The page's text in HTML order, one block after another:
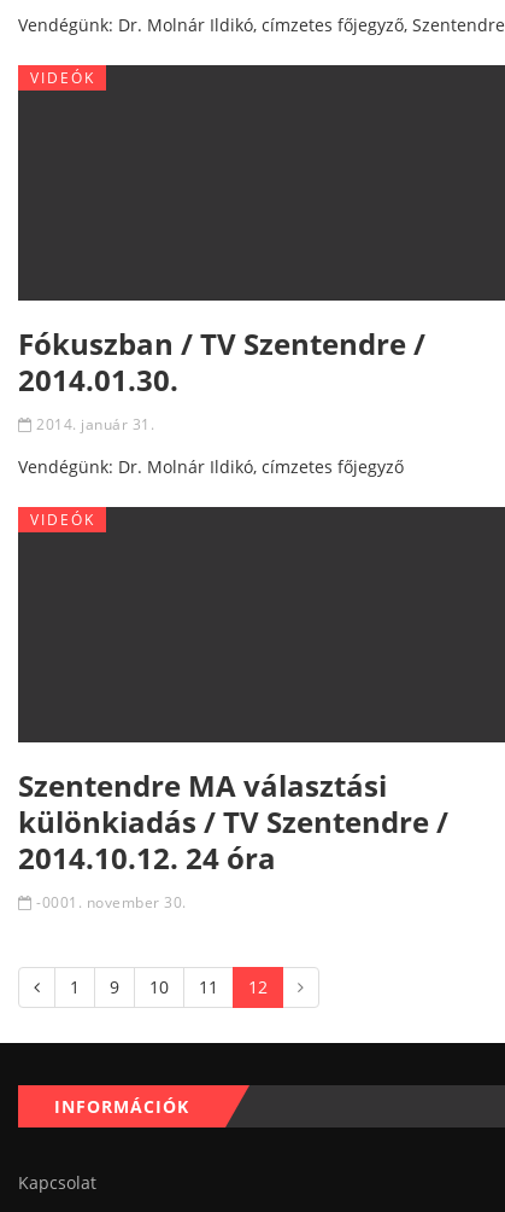
Vendégünk: Dr. Molnár Ildikó, címzetes főjegyző, Szentendre
VIDEÓK
Fókuszban / TV Szentendre /
2014.01.30.
2014. január 31.
Vendégünk: Dr. Molnár Ildikó, címzetes főjegyző
VIDEÓK
Szentendre MA választási
különkiadás / TV Szentendre /
2014.10.12. 24 óra
-0001. november 30.
1 9 10 11 12
INFORMÁCIÓK
Kapcsolat